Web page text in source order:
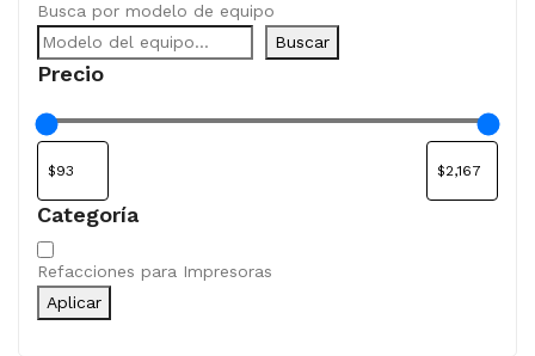
Busca por modelo de equipo
Buscar
Precio
Categoría
Categoría
Refacciones para Impresoras
Aplicar